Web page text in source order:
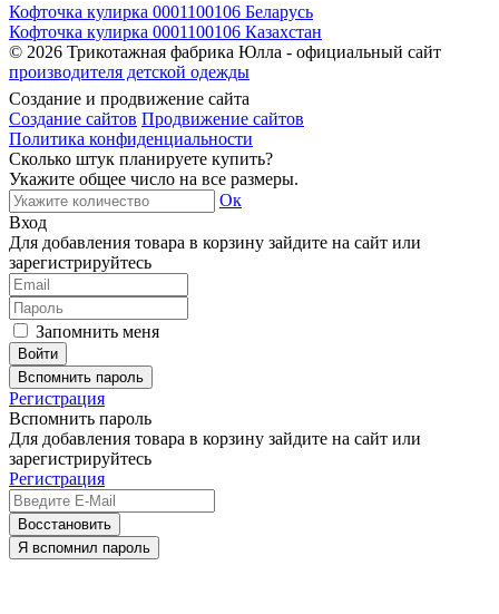
Кофточка кулирка 0001100106 Беларусь
Кофточка кулирка 0001100106 Казахстан
© 2026 Трикотажная фабрика Юлла - официальный сайт
производителя детской одежды
Создание и продвижение сайта
Создание сайтов Продвижение сайтов
Политика конфиденциальности
Сколько штук планируете купить?
Укажите общее число на все размеры.
Ок
Вход
Для добавления товара в корзину зайдите на сайт или
зарегистрируйтесь
Запомнить меня
Вспомнить пароль
Регистрация
Вспомнить пароль
Для добавления товара в корзину зайдите на сайт или
зарегистрируйтесь
Регистрация
Восстановить
Я вспомнил пароль